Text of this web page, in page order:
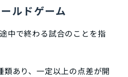
ルドゲーム
中で終わる試合のことを指
類あり、一定以上の点差が開